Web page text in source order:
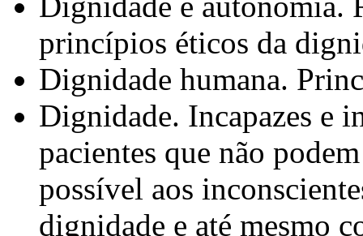
princípios éticos da
Dignidade humana.
Dignidade. Incapazes e
pacientes que não
possível aos
dignidade e até mesmo